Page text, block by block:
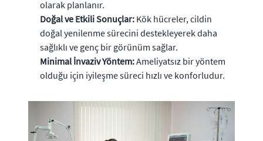
olarak planlanır.
Doğal ve Etkili Sonuçlar: Kök hücreler, cildin
doğal yenilenme sürecini destekleyerek daha
sağlıklı ve genç bir görünüm sağlar.
Minimal İnvaziv Yöntem:Ameliyatsız bir yöntem
olduğu için iyileşme süreci hızlı ve konforludur.